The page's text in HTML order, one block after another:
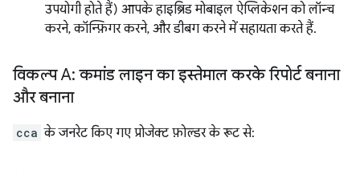
उपयोगी होते हैं) आपके हाइब्रिड मोबाइल ऐप्लिकेशन को लॉन्च
करने, कॉन्फ़िगर करने, और डीबग करने में सहायता करते हैं.
विकल्प A: कमांड लाइन का इस्तेमाल करके रिपोर्ट बनाना
और बनाना
cca के जनरेट किए गए प्रोजेक्ट फ़ोल्डर के रूट से: